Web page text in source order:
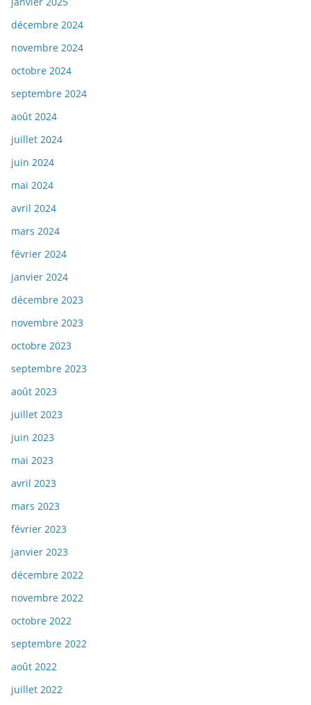
décembre 2024
novembre 2024
octobre 2024
septembre 2024
août 2024
juillet 2024
juin 2024
mai 2024
avril 2024
mars 2024
février 2024
janvier 2024
décembre 2023
novembre 2023
octobre 2023
septembre 2023
août 2023
juillet 2023
juin 2023
mai 2023
avril 2023
mars 2023
février 2023
janvier 2023
décembre 2022
novembre 2022
octobre 2022
septembre 2022
août 2022
juillet 2022